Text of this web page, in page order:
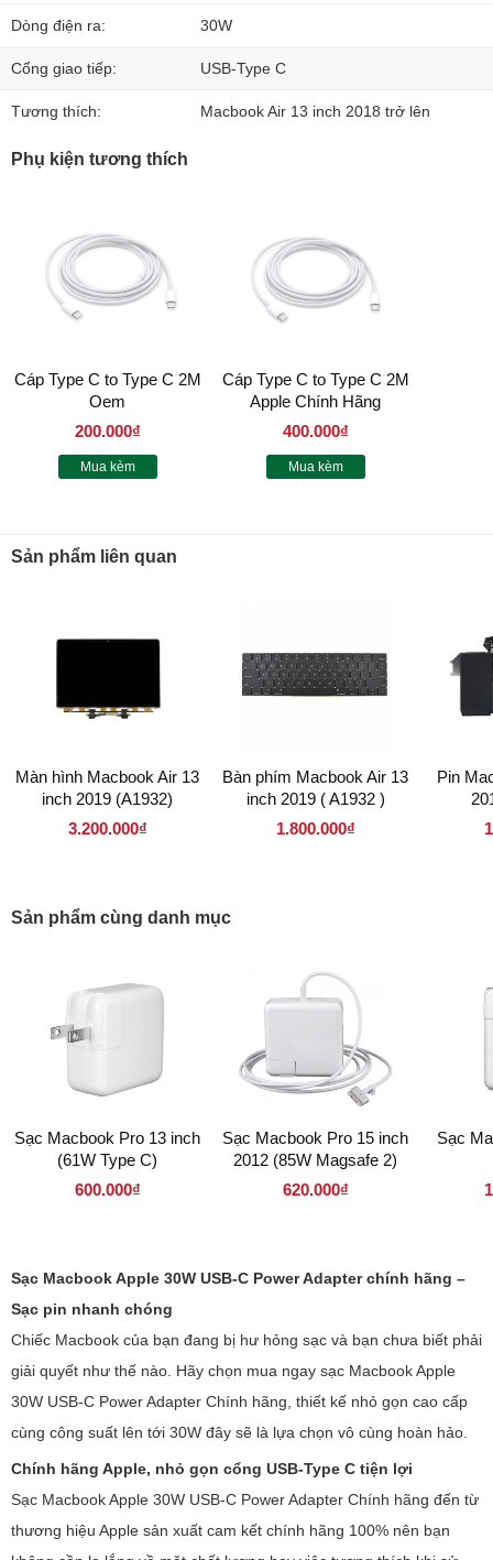
Dòng điện ra: 30W
Cổng giao tiếp: USB-Type C
Tương thích: Macbook Air 13 inch 2018 trở lên
Phụ kiện tương thích
Cáp Type C to Type C 2M
Oem
200.000₫
Mua kèm
Cáp Type C to Type C 2M
Apple Chính Hãng
400.000₫
Mua kèm
Sản phẩm liên quan
Màn hình Macbook Air 13
inch 2019 (A1932)
3.200.000₫
Bàn phím Macbook Air 13
inch 2019 ( A1932 )
1.800.000₫
Pin
Sản phẩm cùng danh mục
Sạc Macbook Pro 13 inch
(61W Type C)
600.000₫
Sạc Macbook Pro 15 inch
2012 (85W Magsafe 2)
620.000₫
Sạc
Sạc Macbook Apple 30W USB-C Power Adapter chính hãng –
Sạc pin nhanh chóng
Chiếc Macbook của bạn đang bị hư hỏng sạc và bạn chưa biết phải
giải quyết như thế nào. Hãy chọn mua ngay sạc Macbook Apple
30W USB-C Power Adapter Chính hãng, thiết kế nhỏ gọn cao cấp
cùng công suất lên tới 30W đây sẽ là lựa chọn vô cùng hoàn hảo.
Chính hãng Apple, nhỏ gọn cổng USB-Type C tiện lợi
Sạc Macbook Apple 30W USB-C Power Adapter Chính hãng đến từ
thương hiệu Apple sản xuất cam kết chính hãng 100% nên bạn